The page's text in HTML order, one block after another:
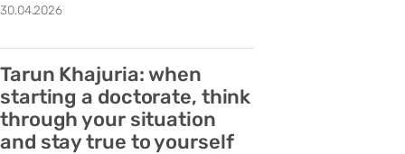
30.04.2026
Tarun Khajuria: when
starting a doctorate, think
through your situation
and stay true to yourself